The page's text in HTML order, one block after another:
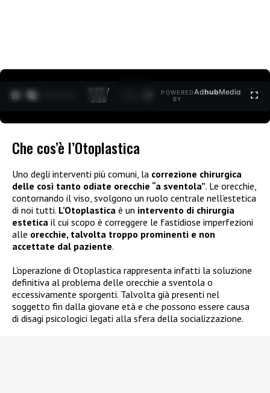
0:30 /
3:35
POWERED
BY
AdhubMedia
Che cos’è l’Otoplastica
Uno degli interventi più comuni, la correzione chirurgica
delle così tanto odiate orecchie “a sventola”. Le orecchie,
contornando il viso, svolgono un ruolo centrale nell’estetica
di noi tutti. L’Otoplastica è un intervento di chirurgia
estetica il cui scopo è correggere le fastidiose imperfezioni
alle orecchie, talvolta troppo prominenti e non
accettate dal paziente.
L’operazione di Otoplastica rappresenta infatti la soluzione
definitiva al problema delle orecchie a sventola o
eccessivamente sporgenti. Talvolta già presenti nel
soggetto fin dalla giovane età e che possono essere causa
di disagi psicologici legati alla sfera della socializzazione.